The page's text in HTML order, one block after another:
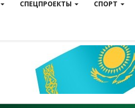
СПЕЦПРОЕКТЫ СПОРТ